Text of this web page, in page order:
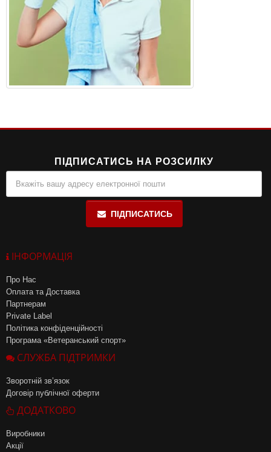
ПІДПИСАТИСЬ НА РОЗСИЛКУ
ПІДПИСАТИСЬ
ІНФОРМАЦІЯ
Про Нас
Оплата та Доставка
Партнерам
Private Label
Політика конфіденційності
Програма «Ветеранський спорт»
СЛУЖБА ПІДТРИМКИ
Зворотній зв’язок
Договір публічної оферти
ДОДАТКОВО
Виробники
Акції